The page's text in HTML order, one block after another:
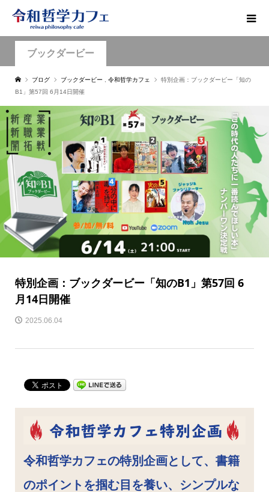
ブックダービー
ブログ ブックダービー 令和哲学カフェ
特別企画：ブックダービー「知の
B1」第57回 6月14日開催
特別企画：ブックダービー「知のB1」第57回 6
月14日開催
2025.06.04
令和哲学カフェの特別企画として、書籍
のポイントを掴む目を養い、シンプルな